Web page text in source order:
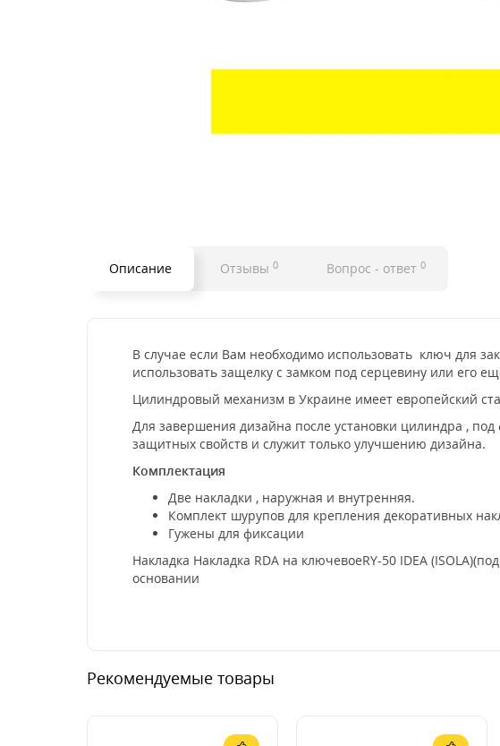
Описание Отзывы 0 Вопрос - ответ 0
В случае если Вам необходимо использовать ключ для
использовать защелку с замком под серцевину или его
Цилиндровый механизм в Украине имеет европейский
Для завершения дизайна после установки цилиндра ,
защитных свойств и служит только улучшению дизайна.
Комплектация
Две накладки , наружная и внутренняя.
Комплект шурупов для крепления декоративных
Гужены для фиксации
Накладка Накладка RDA на ключевоеRY-50 IDEA
основании
Рекомендуемые товары